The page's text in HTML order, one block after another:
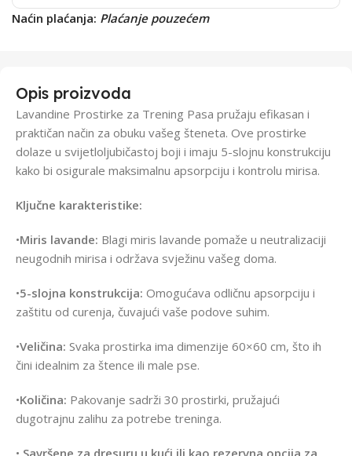
Naćin plaćanja: Plaćanje pouzećem
Opis proizvoda
Lavandine Prostirke za Trening Pasa pružaju efikasan i
praktičan način za obuku vašeg šteneta. Ove prostirke
dolaze u svijetloljubičastoj boji i imaju 5-slojnu konstrukciju
kako bi osigurale maksimalnu apsorpciju i kontrolu mirisa.
Ključne karakteristike:
•Miris lavande: Blagi miris lavande pomaže u neutralizaciji
neugodnih mirisa i održava svježinu vašeg doma.
•5-slojna konstrukcija: Omogućava odličnu apsorpciju i
zaštitu od curenja, čuvajući vaše podove suhim.
•Veličina: Svaka prostirka ima dimenzije 60×60 cm, što ih
čini idealnim za štence ili male pse.
•Količina: Pakovanje sadrži 30 prostirki, pružajući
dugotrajnu zalihu za potrebe treninga.
• Savršene za dresuru u kući ili kao rezervna opcija za